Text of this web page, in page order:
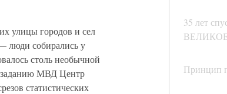
35 лет
Принцип
улицы городов и сел
люди собирались у
столь необычной
заданию МВД Центр
статистических